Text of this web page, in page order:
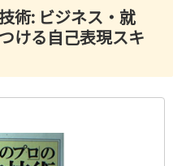
術: ビジネス・就
ける自己表現スキ